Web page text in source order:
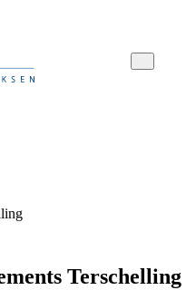
Terschelling